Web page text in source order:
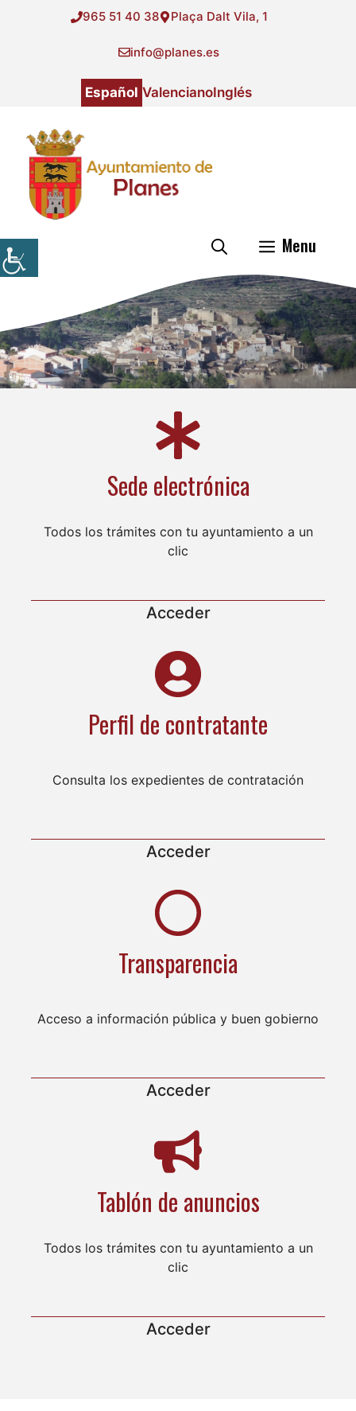
965 51 40 38 Plaça Dalt Vila, 1
info@planes.es
Español ValencianoInglés
Menu
Sede electrónica
Todos los trámites con tu ayuntamiento a un
clic
Acceder
Perfil de contratante
Consulta los expedientes de contratación
Acceder
Transparencia
Acceso a información pública y buen gobierno
Acceder
Tablón de anuncios
Todos los trámites con tu ayuntamiento a un
clic
Acceder